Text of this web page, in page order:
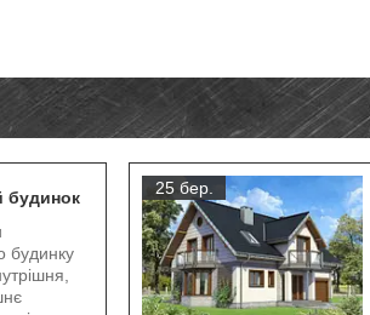
будинок
будинку
25 бер.